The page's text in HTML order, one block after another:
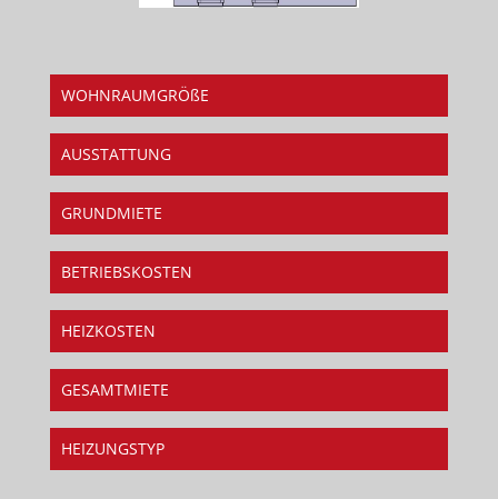
WOHNRAUMGRÖßE
AUSSTATTUNG
GRUNDMIETE
BETRIEBSKOSTEN
HEIZKOSTEN
GESAMTMIETE
HEIZUNGSTYP